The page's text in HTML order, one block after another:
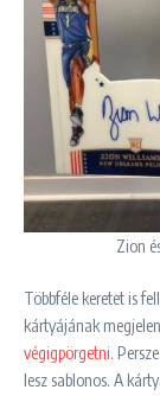
Zion
Többféle keretet is
kártyájának
végigpörgetni.
lesz sablonos. A